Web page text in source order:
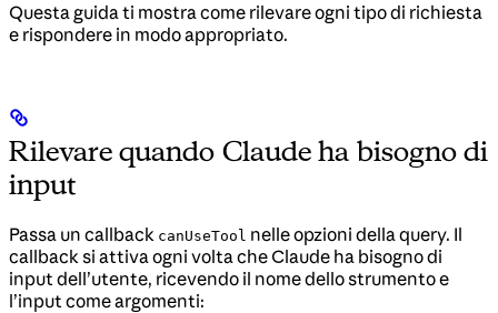
Questa guida ti mostra come rilevare ogni tipo di richiesta
e rispondere in modo appropriato.
Rilevare quando Claude ha bisogno di
input
Passa un callback canUseTool nelle opzioni della query. Il
callback si attiva ogni volta che Claude ha bisogno di
input dell’utente, ricevendo il nome dello strumento e
l’input come argomenti: